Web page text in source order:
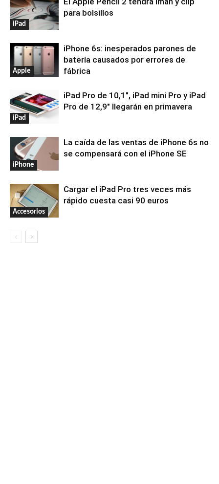
iPad
para bolsillos
Apple
iPhone 6s: inesperados parones de
batería causados por errores de
fábrica
iPad
iPad Pro de 10,1″, iPad mini Pro y iPad
Pro de 12,9″ llegarán en primavera
iPhone
La caída de las ventas de iPhone 6s no
se compensará con el iPhone SE
Accesorios
Cargar el iPad Pro tres veces más
rápido cuesta casi 90 euros